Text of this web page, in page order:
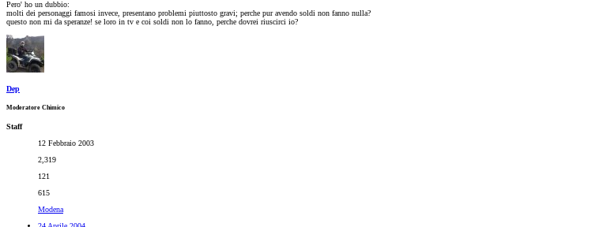
Pero' ho un dubbio:
molti dei personaggi famosi invece, presentano problemi piuttosto gravi; perche pur avendo soldi non fanno nulla?
questo non mi da speranze! se loro in tv e coi soldi non lo fanno, perche dovrei riuscirci io?
Dep
Moderatore Chimico
Staff
12 Febbraio 2003
2,319
121
615
Modena